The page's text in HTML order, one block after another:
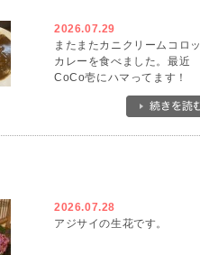
2026.07.29
またまたカニクリームコロ
カレーを食べました。最近
CoCo壱にハマってます！
2026.07.28
アジサイの生花です。